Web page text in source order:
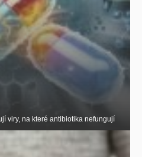
viry, na které antibiotika nefungují